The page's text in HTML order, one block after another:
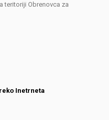
teritoriji Obrenovca za
Inetrneta